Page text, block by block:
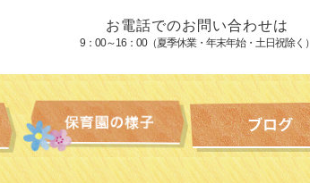
お電話でのお問い合わせは
9：00～16：00（夏季休業・年末年始・土日祝除く）